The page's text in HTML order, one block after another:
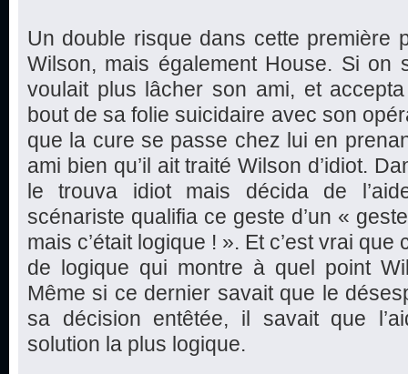
Un double risque dans cette première
Wilson, mais également House. Si on
voulait plus lâcher son ami, et
bout de sa folie suicidaire avec son
que la cure se passe chez lui en
ami bien qu’il ait traité Wilson d’idiot.
le trouva idiot mais décida de
scénariste qualifia ce geste d’un «
mais c’était logique ! ». Et c’est vrai que
de logique qui montre à quel point
Même si ce dernier savait que le
sa décision entêtée, il savait que
solution la plus logique.